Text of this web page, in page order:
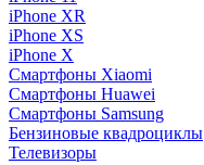
iPhone XR
iPhone XS
iPhone X
Смартфоны Xiaomi
Смартфоны Huawei
Смартфоны Samsung
Бензиновые квадроциклы
Телевизоры